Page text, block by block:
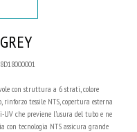
con struttura a 6 strati, colore
tessile NTS, copertura esterna
che previene l’usura del tubo e ne
tecnologia NTS assicura grande